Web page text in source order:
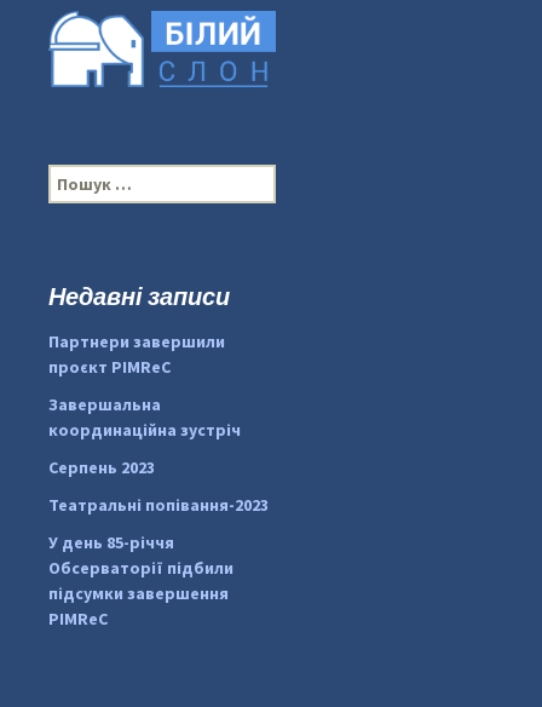
#PipIvanToday
pimrec_project
П
о
:Недавні записи
Партнери завершили
проєкт PIMReC
Завершальна
координаційна зустріч
Серпень 2023
Театральні попівання-2023
У день 85-річчя
Обсерваторії підбили
підсумки завершення
PIMReC